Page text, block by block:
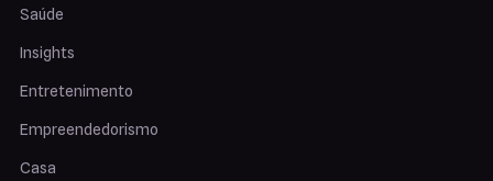
Saúde
Insights
Entretenimento
Empreendedorismo
Casa